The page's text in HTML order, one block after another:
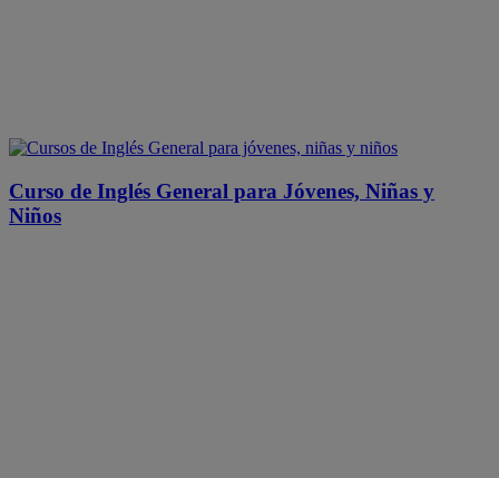
Curso de Inglés General para Jóvenes, Niñas y
Niños